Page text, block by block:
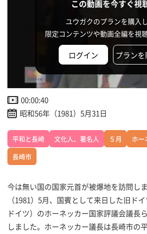
この動画を今すぐ視
ユウガクのプランを購入
限定コンテンツや動画全編を視
ログイン プランを
00:00:40
昭和56年（1981）5月31日
平和と長崎 文化人、著名人 ５月 ホー
長崎市
今は無い国の国家元首が被爆地を訪問し
（1981）5月、国賓として来日した旧ド
ドイツ）のホーネッカー国家評議会議長
しました。ホーネッカー議長は長崎市の